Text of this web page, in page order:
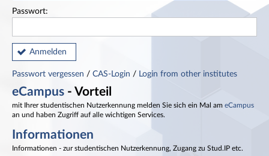
Passwort:
Anmelden
Passwort vergessen / CAS-Login / Login from other institutes
eCampus - Vorteil
mit Ihrer studentischen Nutzerkennung melden Sie sich ein Mal am eCampus
an und haben Zugriff auf alle wichtigen Services.
Informationen
Informationen - zur studentischen Nutzerkennung, Zugang zu Stud.IP etc.